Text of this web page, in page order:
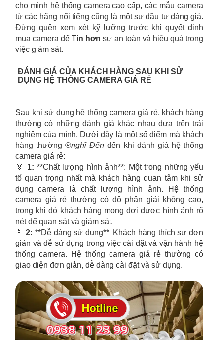
cho mình hệ thống camera cao cấp, các mẫu camera
từ các hãng nổi tiếng cũng là một sự đầu tư đáng giá.
Đừng quên xem xét kỹ lưỡng trước khi quyết định
mua camera đểTin hơn sự an toàn và hiệu quả trong
việc giám sát.
ĐÁNH GIÁ CỦA KHÁCH HÀNG SAU KHI SỬ
DỤNG HỆ THỐNG CAMERA GIÁ RẺ
Sau khi sử dụng hệ thống camera giá rẻ, khách hàng
thường có những đánh giá khác nhau dựa trên trải
nghiệm của mình. Dưới đây là một số điểm mà khách
hàng thường ®️nghĩ Đến đến khi đánh giá hệ thống
camera giá rẻ:
️🏅 1: **Chất lượng hình ảnh**: Một trong những yếu
tố quan trọng nhất mà khách hàng quan tâm khi sử
dụng camera là chất lượng hình ảnh. Hệ thống
camera giá rẻ thường có độ phân giải không cao,
trong khi đó khách hàng mong đợi được hình ảnh rõ
nét để quan sát và giám sát.
📱2: **Dễ dàng sử dụng**: Khách hàng thích sự đơn
giản và dễ sử dụng trong việc cài đặt và vận hành hệ
thống camera. Hệ thống camera giá rẻ thường có
giao diện đơn giản, dễ dàng cài đặt và sử dụng.